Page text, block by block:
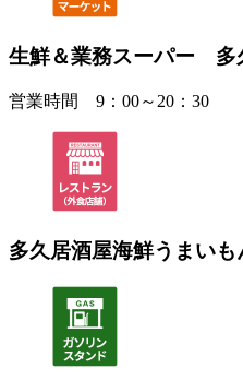
生鮮＆業務スーパー 多
営業時間 9：00～20：30
多久居酒屋海鮮うまいも